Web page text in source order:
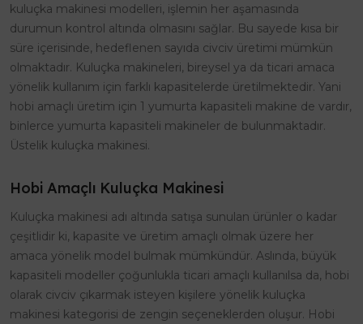
kuluçka makinesi modelleri, işlemin her aşamasında
durumun kontrol altında olmasını sağlar. Bu sayede kısa bir
süre içerisinde, hedeflenen sayıda civciv üretimi mümkün
olmaktadır. Kuluçka makineleri, bireysel ya da ticari amaca
yönelik kullanım için farklı kapasitelerde üretilmektedir. Yani
hobi amaçlı üretim için 1 yumurta kapasiteli makine de vardır,
binlerce yumurta kapasiteli makineler de bulunmaktadır.
Üstelik kuluçka makinesi.
Hobi Amaçlı Kuluçka Makinesi
Kuluçka makinesi adı altında satışa sunulan ürünler o kadar
çeşitlidir ki, kapasite ve üretim amaçlı olmak üzere her
amaca yönelik model bulmak mümkündür. Aslında, büyük
kapasiteli modeller çoğunlukla ticari amaçlı kullanılsa da, hobi
olarak civciv çıkarmak isteyen kişilere yönelik kuluçka
makinesi kategorisi de zengin seçeneklerden oluşur. Hobi